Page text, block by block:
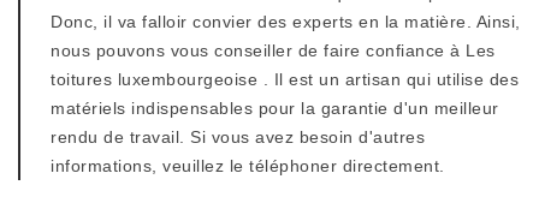
Donc, il va falloir convier des experts en la matière. Ainsi,
nous pouvons vous conseiller de faire confiance à Les
toitures luxembourgeoise . Il est un artisan qui utilise des
matériels indispensables pour la garantie d'un meilleur
rendu de travail. Si vous avez besoin d'autres
informations, veuillez le téléphoner directement.